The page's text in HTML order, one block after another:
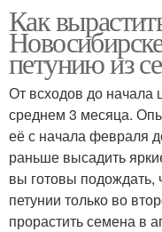
Как
петунию из
От всходов до начала
среднем 3 месяца.
её с начала февраля
раньше высадить
вы готовы подождать,
петунии только во
прорастить семена в